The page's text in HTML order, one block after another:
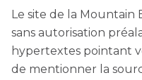
Le site de la Mountain
sans autorisation
hypertextes pointant
de mentionner la